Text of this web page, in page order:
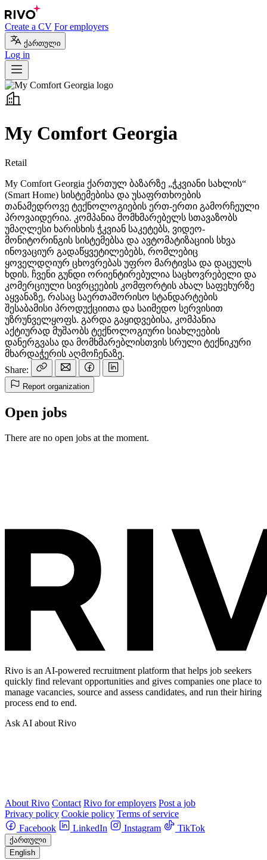
Create a CV For employers
ქართული
Log in
My Comfort Georgia
Retail
My Comfort Georgia ქართულ ბაზარზე „ჭკვიანი სახლის“
(Smart Home) სისტემებისა და უსაფრთხოების
თანამედროვე ტექნოლოგიების ერთ-ერთი გამორჩეული
პროვაიდერია. კომპანია მომხმარებელს სთავაზობს
უმაღლესი ხარისხის ჭკვიან საკეტებს, ვიდეო-
მონიტორინგის სისტემებსა და ავტომატიზაციის სხვა
ინოვაციურ გადაწყვეტილებებს, რომლებიც
ყოველდღიურ ცხოვრებას უფრო მარტივსა და დაცულს
ხდის. ჩვენი გუნდი ორიენტირებულია საცხოვრებელი და
კომერციული სივრცეების კომფორტის ახალ საფეხურზე
აყვანაზე, რასაც საერთაშორისო სტანდარტების
შესაბამისი პროდუქციითა და საიმედო სერვისით
უზრუნველყოფს. გარდა გაყიდვებისა, კომპანია
აქტიურად მუშაობს ტექნოლოგიური სიახლეების
დანერგვასა და მომხმარებლისთვის სრული ტექნიკური
მხარდაჭერის აღმოჩენაზე.
Share:
Report organization
Open jobs
There are no open jobs at the moment.
Rivo is an AI-powered recruitment platform that helps job seekers
quickly find relevant opportunities and gives companies one place to
manage vacancies, source and assess candidates, and run their hiring
process end to end.
Ask AI about Rivo
About Rivo Contact Rivo for employers Post a job
Privacy policy Cookie policy Terms of service
Facebook
LinkedIn Instagram TikTok
ქართული
English